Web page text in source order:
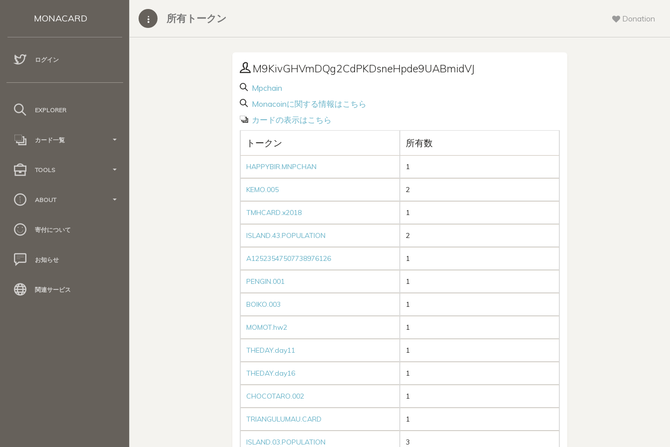
MONACARD
ログイン
EXPLORER
カード一覧
TOOLS
ABOUT
寄付について
お知らせ
関連サービス
所有トークン Donation
M9KivGHVmDQg2CdPKDsneHpde9UABmidVJ
Mpchain
Monacoinに関する情報はこちら
カードの表示はこちら
トークン 所有数
HAPPYBIR.MNPCHAN 1
KEMO.005 2
TMHCARD.x2018 1
ISLAND.43.POPULATION 2
A12523547507738976126 1
PENGIN.001 1
BOIKO.003 1
MOMOT.hw2 1
THEDAY.day11 1
THEDAY.day16 1
CHOCOTARO.002 1
TRIANGULUMAU.CARD 1
ISLAND.03.POPULATION 3